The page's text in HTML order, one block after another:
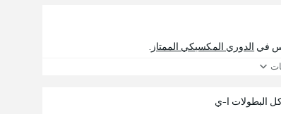
في الدوري المكسيكي الممتاز
البطولات ا-ي